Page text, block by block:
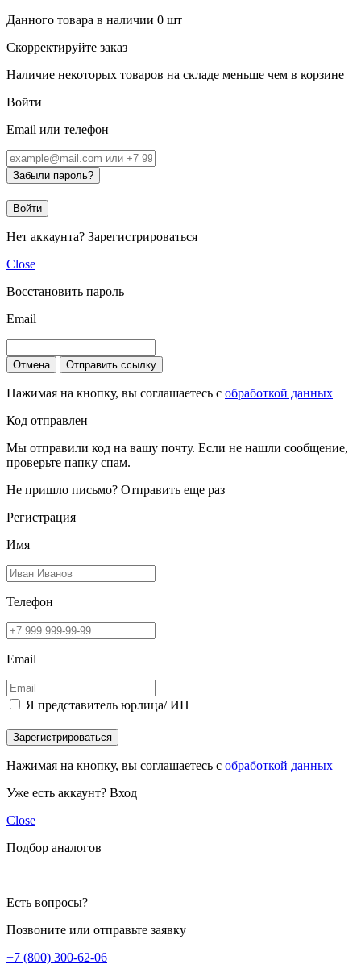
Данного товара в наличии 0 шт
Скорректируйте заказ
Наличие некоторых товаров на складе меньше чем в корзине
Войти
Email или телефон
Забыли пароль?
Войти
Нет аккаунта? Зарегистрироваться
Close
Восстановить пароль
Email
Отмена Отправить ссылку
Нажимая на кнопку, вы соглашаетесь с обработкой данных
Код отправлен
Мы отправили код на вашу почту. Если не нашли сообщение,
проверьте папку спам.
Не пришло письмо? Отправить еще раз
Регистрация
Имя
Телефон
Email
Я представитель юрлица/ ИП
Зарегистрироваться
Нажимая на кнопку, вы соглашаетесь с обработкой данных
Уже есть аккаунт? Вход
Close
Подбор аналогов
Есть вопросы?
Позвоните или отправьте заявку
+7 (800) 300-62-06